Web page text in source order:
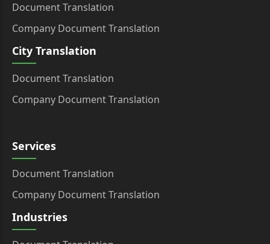
Document Translation
Company Document Translation
City Translation
Document Translation
Company Document Translation
Services
Document Translation
Company Document Translation
Industries